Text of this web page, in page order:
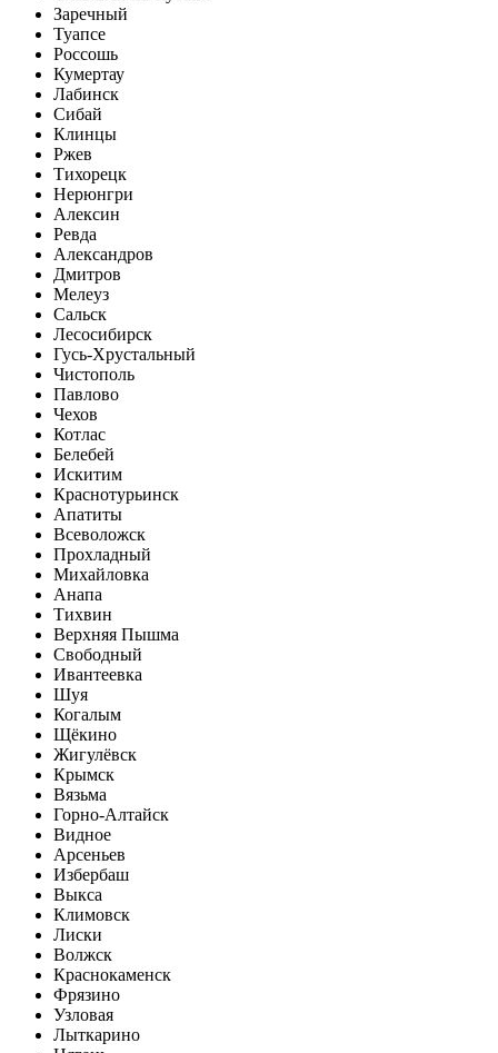
Заречный
Туапсе
Россошь
Кумертау
Лабинск
Сибай
Клинцы
Ржев
Тихорецк
Нерюнгри
Алексин
Ревда
Александров
Дмитров
Мелеуз
Сальск
Лесосибирск
Гусь-Хрустальный
Чистополь
Павлово
Чехов
Котлас
Белебей
Искитим
Краснотурьинск
Апатиты
Всеволожск
Прохладный
Михайловка
Анапа
Тихвин
Верхняя Пышма
Свободный
Ивантеевка
Шуя
Когалым
Щёкино
Жигулёвск
Крымск
Вязьма
Горно-Алтайск
Видное
Арсеньев
Избербаш
Выкса
Климовск
Лиски
Волжск
Краснокаменск
Фрязино
Узловая
Лыткарино